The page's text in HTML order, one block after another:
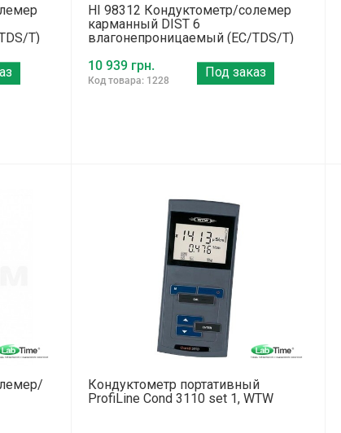
T)
HI 98312 Кондуктометр/солемер
карманный DIST 6
влагонепроницаемый (EC/TDS/T)
10 939 грн.
Код товара: 1228
Под заказ
Кондуктометр портативный
ProfiLine Cond 3110 set 1, WTW